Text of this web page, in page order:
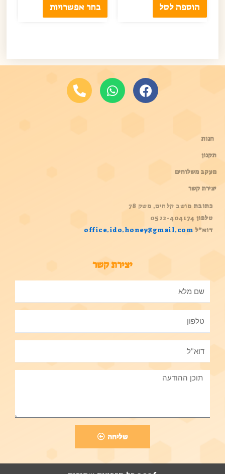
הוספה לסל בחר אפשרויות
חנות
תקנון
מעקב משלוחים
יצירת קשר
כתובת מושב קלחים, משק 78
טלפון 0522-404174
דוא”ל office.ido.honey@gmail.com
יצירת קשר
שליחה